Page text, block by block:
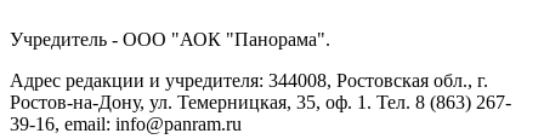
Учредитель - ООО "АОК "Панорама".
Адрес редакции и учредителя: 344008, Ростовская обл., г.
Ростов-на-Дону, ул. Темерницкая, 35, оф. 1. Тел. 8 (863) 267-
39-16, email: info@panram.ru